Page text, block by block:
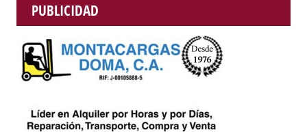
PUBLICIDAD